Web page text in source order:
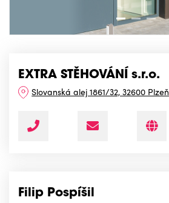
EXTRA STĚHOVÁNÍ s.r.o.
Slovanská alej 1861/32, 32600 Plzeň
Filip Pospíšil